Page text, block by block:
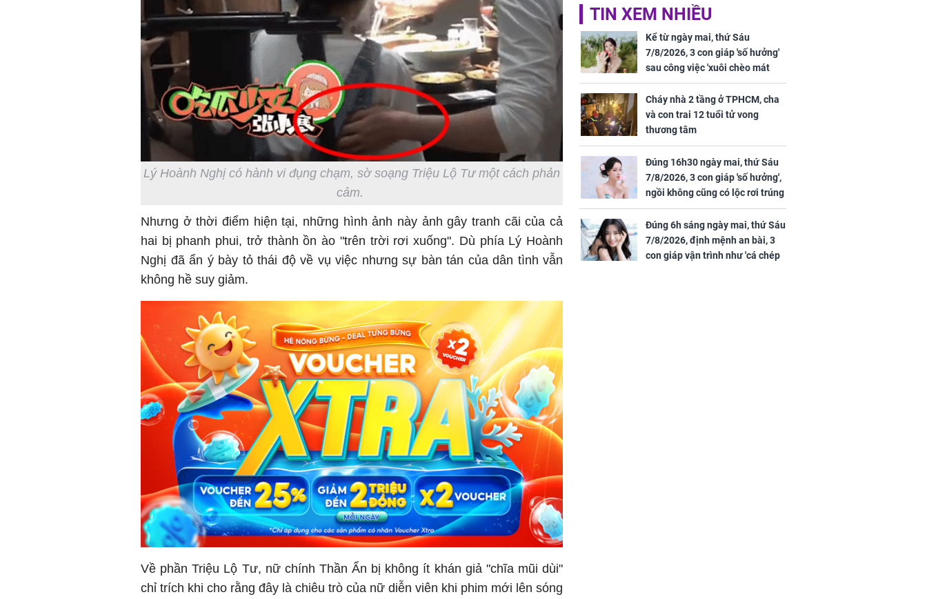
Lý Hoành Nghị có hành vi đụng chạm, sờ soạng Triệu Lộ Tư một cách phản
cảm.
Nhưng ở thời điểm hiện tại, những hình ảnh này ảnh gây tranh cãi của cả
hai bị phanh phui, trở thành ồn ào "trên trời rơi xuống". Dù phía Lý Hoành
Nghị đã ẩn ý bày tỏ thái độ về vụ việc nhưng sự bàn tán của dân tình vẫn
không hề suy giảm.
Về phần Triệu Lộ Tư, nữ chính Thần Ẩn bị không ít khán giả "chĩa mũi dùi"
chỉ trích khi cho rằng đây là chiêu trò của nữ diễn viên khi phim mới lên sóng
TIN XEM NHIỀU
Kể từ ngày mai, thứ Sáu
7/8/2026, 3 con giáp 'số hưởng'
sau công việc 'xuôi chèo mát
mái', tiền tài 'thu về như nước',
tình duyên viên mãn
Cháy nhà 2 tầng ở TPHCM, cha
và con trai 12 tuổi tử vong
thương tâm
Đúng 16h30 ngày mai, thứ Sáu
7/8/2026, 3 con giáp 'số hưởng',
ngồi không cũng có lộc rơi trúng
đầu, vừa tránh được họa vừa có
tiền vàng
Đúng 6h sáng ngày mai, thứ Sáu
7/8/2026, định mệnh an bài, 3
con giáp vận trình như 'cá chép